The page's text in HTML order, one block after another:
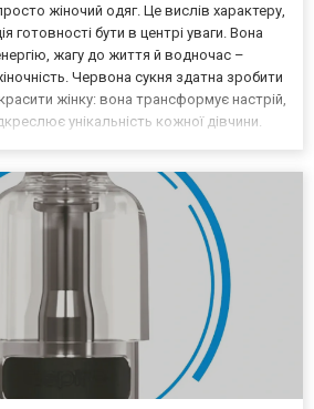
жіночий одяг. Це вислів характеру,
готовності бути в центрі уваги. Вона
жагу до життя й водночас –
Червона сукня здатна зробити
жінку: вона трансформує настрій,
унікальність кожної дівчини.